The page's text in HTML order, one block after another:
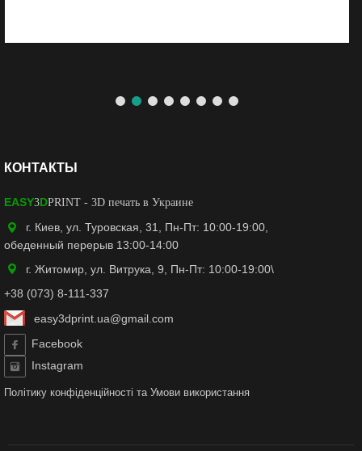
КОНТАКТЫ
EASY3DPRINT - 3D печать в Украине
г. Киев, ул. Туровская, 31, Пн-Пт: 10:00-19:00,
обеденный перерыв 13:00-14:00
г. Житомир, ул. Витрука, 9, Пн-Пт: 10:00-19:00\
+38 (073) 8-111-337
easy3dprint.ua@gmail.com
Facebook
Instagram
Політику конфіденційності та Умови використання